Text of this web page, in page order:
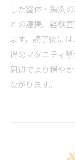
した整体・鍼灸
との連携、経験
ます。読了後に
得のマタニティ
周辺でより穏や
ながります。